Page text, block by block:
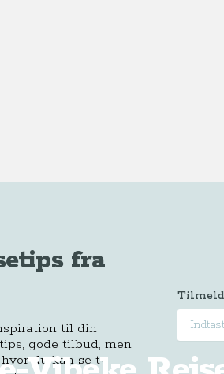
fra
til din
gode tilbud, men
du kan se tv-